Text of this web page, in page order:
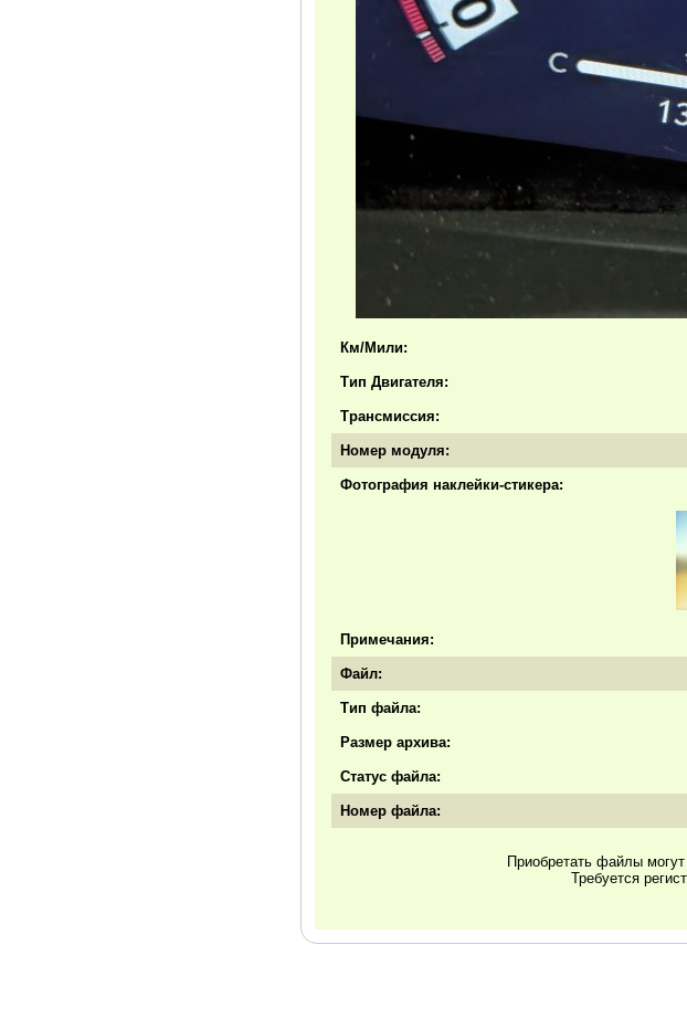
Км/Мили:
Тип Двигателя:
Трансмиссия:
Номер модуля:
Фотография наклейки-стикера:
Примечания:
Файл:
Тип файла:
Размер архива:
Статус файла:
Номер файла:
Приобретать файлы могут
Требуется